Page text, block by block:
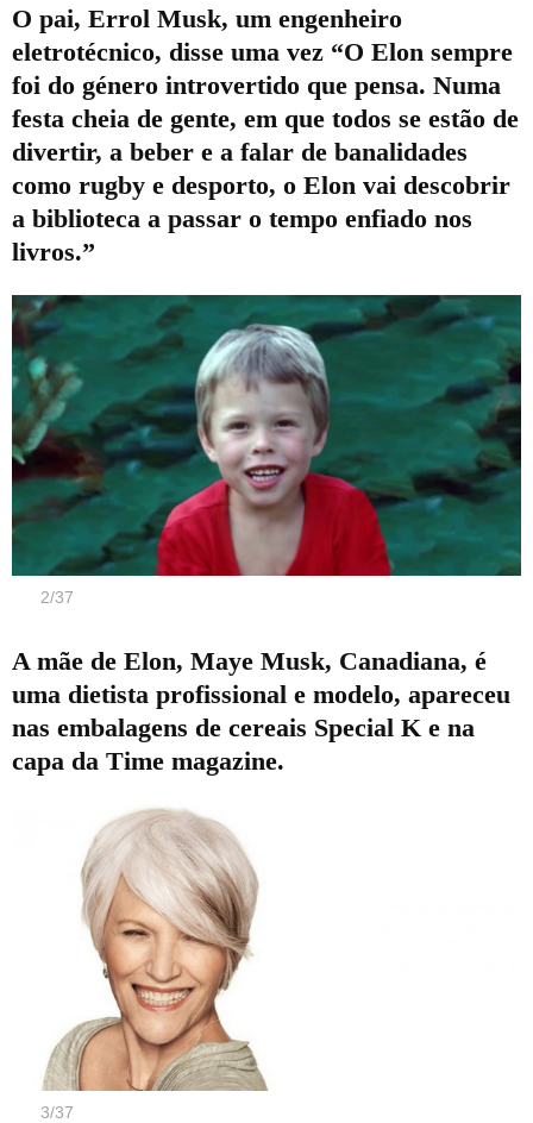
O pai, Errol Musk, um engenheiro
eletrotécnico, disse uma vez “O Elon sempre
foi do género introvertido que pensa. Numa
festa cheia de gente, em que todos se estão de
divertir, a beber e a falar de banalidades
como rugby e desporto, o Elon vai descobrir
a biblioteca a passar o tempo enfiado nos
livros.”
2/37
A mãe de Elon, Maye Musk, Canadiana, é
uma dietista profissional e modelo, apareceu
nas embalagens de cereais Special K e na
capa da Time magazine.
3/37